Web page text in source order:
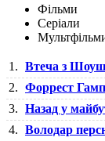
Фільми
Серіали
1. Втеча з
2. Форрест Гамп
3. Назад у
4. Володар